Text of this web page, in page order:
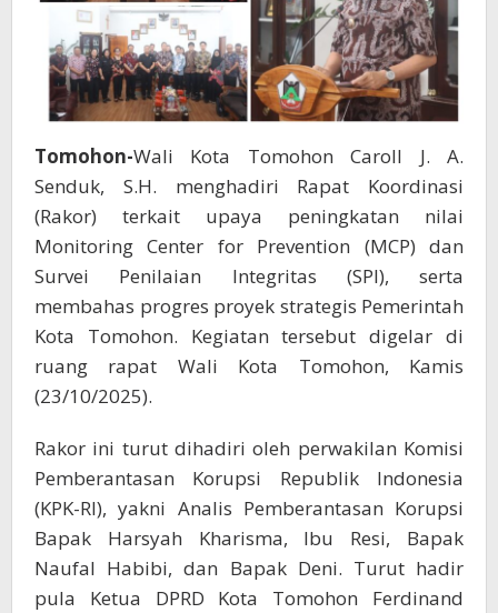
Proyek
Strategis
Tomohon-Wali Kota Tomohon Caroll J. A.
Senduk, S.H. menghadiri Rapat Koordinasi
(Rakor) terkait upaya peningkatan nilai
Monitoring Center for Prevention (MCP) dan
Survei Penilaian Integritas (SPI), serta
membahas progres proyek strategis Pemerintah
Kota Tomohon. Kegiatan tersebut digelar di
ruang rapat Wali Kota Tomohon, Kamis
(23/10/2025).
Rakor ini turut dihadiri oleh perwakilan Komisi
Pemberantasan Korupsi Republik Indonesia
(KPK-RI), yakni Analis Pemberantasan Korupsi
Bapak Harsyah Kharisma, Ibu Resi, Bapak
Naufal Habibi, dan Bapak Deni. Turut hadir
pula Ketua DPRD Kota Tomohon Ferdinand